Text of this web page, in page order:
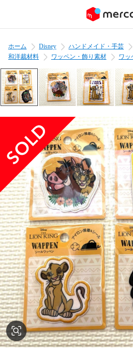
ホーム Disney ハンドメイド・手芸
和洋裁材料
ワッペン・飾り素材 ワッ